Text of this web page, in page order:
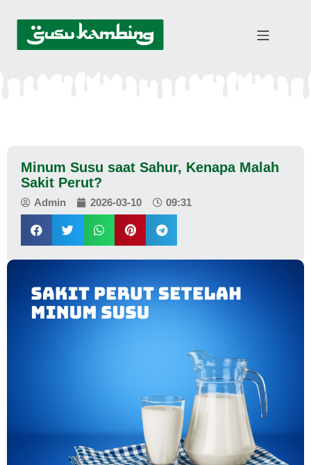
Minum Susu saat Sahur, Kenapa Malah
Sakit Perut?
Admin 2026-03-10 09:31